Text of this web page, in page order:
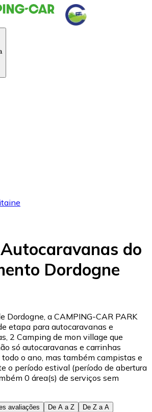
do
Dordogne
Dordogne, a CAMPING-CAR PARK
etapa para autocaravanas e
2 Camping de mon village que
só autocaravanas e carrinhas
o ano, mas também campistas e
o período estival (período de abertura
0 área(s) de serviços sem
avaliações De A a Z De Z a A